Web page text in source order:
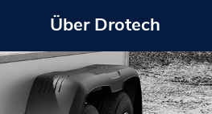
Über Drotech